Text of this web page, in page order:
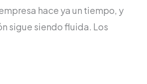
hace ya un tiempo, y
sigue siendo fluida. Los